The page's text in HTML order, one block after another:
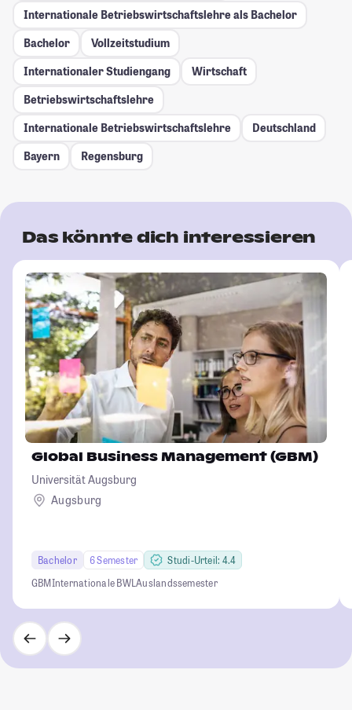
Internationale Betriebswirtschaftslehre als Bachelor
Bachelor
Vollzeitstudium
Internationaler Studiengang
Wirtschaft
Betriebswirtschaftslehre
Internationale Betriebswirtschaftslehre
Deutschland
Bayern
Regensburg
Das könnte dich interessieren
Global Business Management (GBM)
Universität Augsburg
Augsburg
Bachelor 6 Semester
Studi-Urteil: 4.4
GBMInternationale BWLAuslandssemester